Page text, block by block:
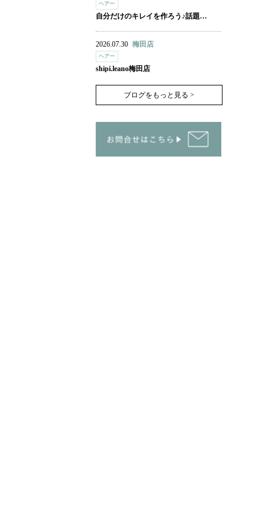
ヘアー
自分だけのキレイを作ろう♪話題…
2026.07.30 梅田店
ヘアー
shipi.leano梅田店
ブログをもっと見る >